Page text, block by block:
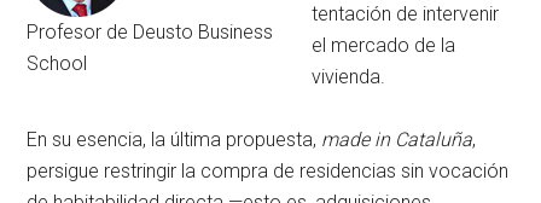
Profesor de Deusto Business
School
tentación de intervenir
el mercado de la
vivienda.
En su esencia, la última propuesta, made in Cataluña,
persigue restringir la compra de residencias sin vocación